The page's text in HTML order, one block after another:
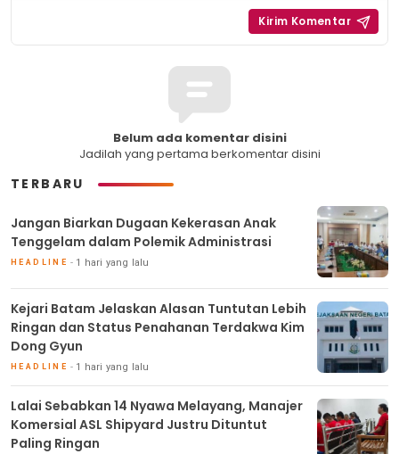
Belum ada komentar disini
Jadilah yang pertama berkomentar disini
TERBARU
Jangan Biarkan Dugaan Kekerasan Anak
Tenggelam dalam Polemik Administrasi
HEADLINE 1 hari yang lalu
Kejari Batam Jelaskan Alasan Tuntutan Lebih
Ringan dan Status Penahanan Terdakwa Kim
Dong Gyun
HEADLINE 1 hari yang lalu
Lalai Sebabkan 14 Nyawa Melayang, Manajer
Komersial ASL Shipyard Justru Dituntut
Paling Ringan